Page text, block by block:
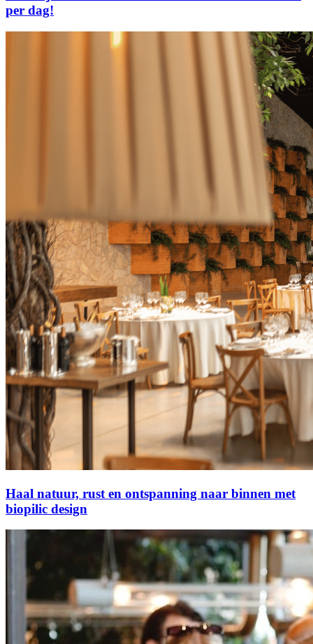
per dag!
Haal natuur, rust en ontspanning naar binnen met
biopilic design